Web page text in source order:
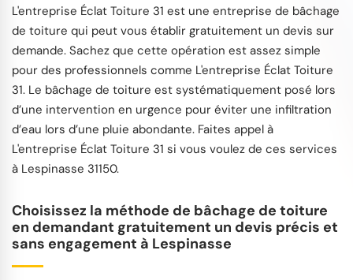
L'entreprise Éclat Toiture 31 est une entreprise de bâchage
de toiture qui peut vous établir gratuitement un devis sur
demande. Sachez que cette opération est assez simple
pour des professionnels comme L'entreprise Éclat Toiture
31. Le bâchage de toiture est systématiquement posé lors
d’une intervention en urgence pour éviter une infiltration
d’eau lors d’une pluie abondante. Faites appel à
L'entreprise Éclat Toiture 31 si vous voulez de ces services
à Lespinasse 31150.
Choisissez la méthode de bâchage de toiture
en demandant gratuitement un devis précis et
sans engagement à Lespinasse